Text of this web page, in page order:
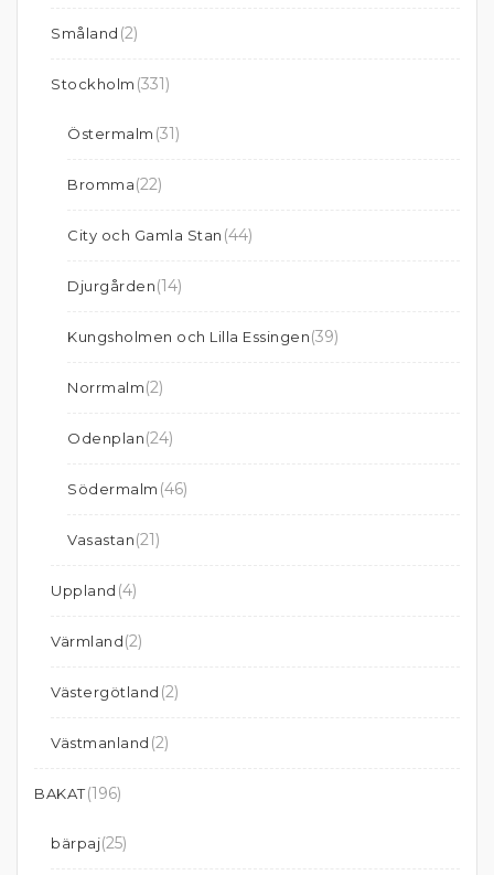
Småland (2)
Stockholm (331)
Östermalm (31)
Bromma(22)
City och Gamla Stan (44)
Djurgården(14)
Kungsholmen och Lilla Essingen(39)
Norrmalm(2)
Odenplan(24)
Södermalm (46)
Vasastan(21)
Uppland (4)
Värmland(2)
Västergötland (2)
Västmanland (2)
BAKAT(196)
bärpaj(25)